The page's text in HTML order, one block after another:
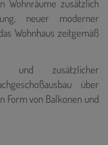
Wohnräume zusätzlich
neuer moderner
Wohnhaus zeitgemäß
und zusätzlicher
über
Form von Balkonen und